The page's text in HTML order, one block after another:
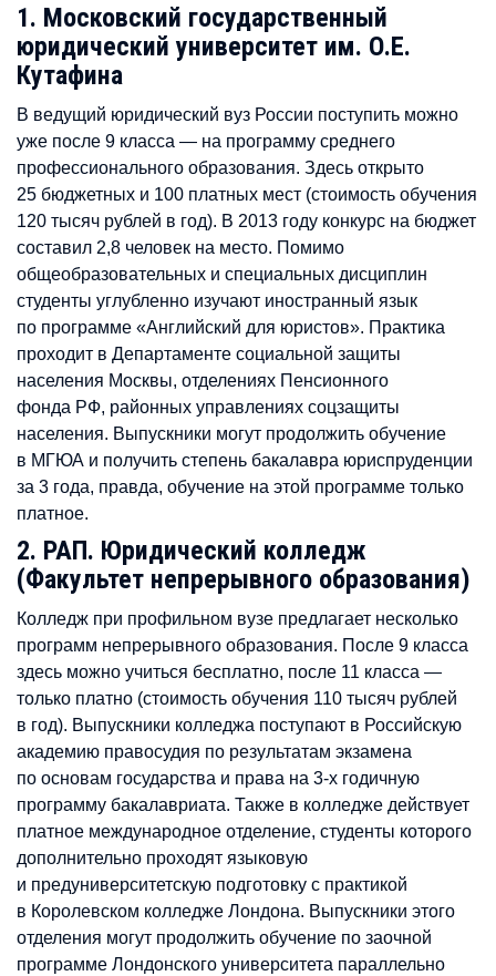
1. Московский государственный
юридический университет им. О.Е.
Кутафина
В ведущий юридический вуз России поступить можно
уже после 9 класса — на программу среднего
профессионального образования. Здесь открыто
25 бюджетных и 100 платных мест (стоимость обучения
120 тысяч рублей в год). В 2013 году конкурс на бюджет
составил 2,8 человек на место. Помимо
общеобразовательных и специальных дисциплин
студенты углубленно изучают иностранный язык
по программе «Английский для юристов». Практика
проходит в Департаменте социальной защиты
населения Москвы, отделениях Пенсионного
фонда РФ, районных управлениях соцзащиты
населения. Выпускники могут продолжить обучение
в МГЮА и получить степень бакалавра юриспруденции
за 3 года, правда, обучение на этой программе только
платное.
2. РАП. Юридический колледж
(Факультет непрерывного образования)
Колледж при профильном вузе предлагает несколько
программ непрерывного образования. После 9 класса
здесь можно учиться бесплатно, после 11 класса —
только платно (стоимость обучения 110 тысяч рублей
в год). Выпускники колледжа поступают в Российскую
академию правосудия по результатам экзамена
по основам государства и права на 3-х годичную
программу бакалавриата. Также в колледже действует
платное международное отделение, студенты которого
дополнительно проходят языковую
и предуниверситетскую подготовку с практикой
в Королевском колледже Лондона. Выпускники этого
отделения могут продолжить обучение по заочной
программе Лондонского университета параллельно